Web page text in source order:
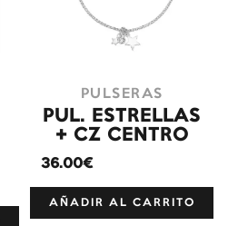
PULSERAS
PUL. ESTRELLAS
+ CZ CENTRO
36.00€
AÑADIR AL CARRITO